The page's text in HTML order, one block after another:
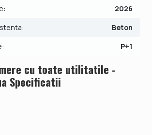
2026
Beton
P+1
cu toate utilitatile -
Specificatii